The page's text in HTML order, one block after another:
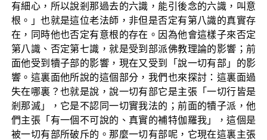
有細心，所以說剎那過去的六識，能引後念的六識，叫意
根。」也就是這位老法師，非但是否定有第八識的真實存
在，同時他也否定有意根的存在。因為他會這樣子來否定
第八識、否定第七識，就是受到部派佛教理論的影響；前
面他受到犢子部的影響，現在又受到「說一切有部」的影
響。這裏面他所說的這個部分，我們也來探討：這裏面過
失在哪裏？也就是說，說一切有部它是主張「一切行皆是
剎那滅」，它是不認同一切實我法的；前面的犢子派，他
們主張「有一個不可說的、真實的補特伽羅我」，這個是
被一切有部所破斥的。那麼一切有部呢，它現在這裏主張